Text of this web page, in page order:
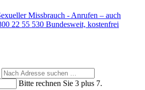
Bitte rechnen Sie 3 plus 7.